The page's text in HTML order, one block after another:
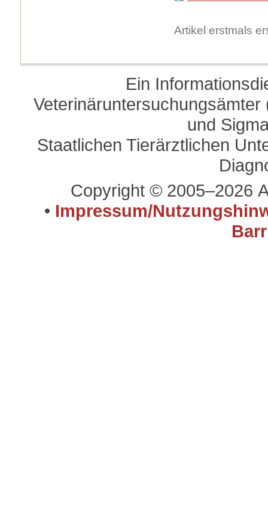
Artikel erstmals
Ein
und
Staatlichen Tierärztlichen
Copyright © 2005–2026
• Impressum/